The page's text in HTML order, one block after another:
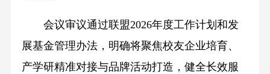
会议审议通过联盟2026年度工作计划和发
展基金管理办法，明确将聚焦校友企业培育、
产学研精准对接与品牌活动打造，健全长效服